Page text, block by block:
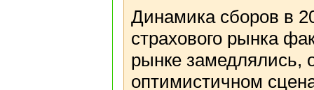
Динамика сборов в
страхового рынка
рынке замедлялись,
оптимистичном